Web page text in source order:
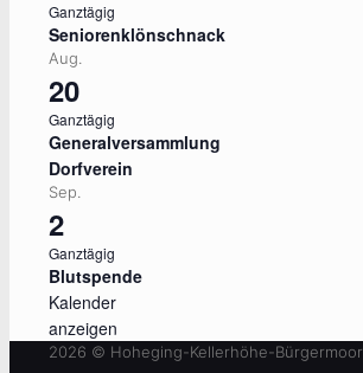
Ganztägig
Seniorenklönschnack
Aug.
20
Ganztägig
Generalversammlung
Dorfverein
Sep.
2
Ganztägig
Blutspende
Kalender
anzeigen
2026 © Hoheging-Kellerhöhe-Bürgermoor